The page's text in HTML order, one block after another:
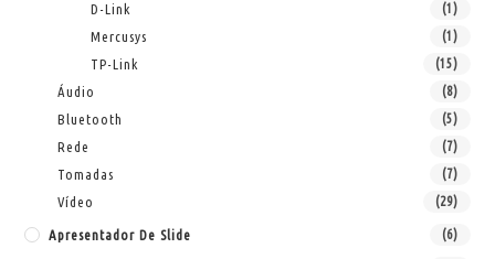
D-Link (1)
Mercusys (1)
TP-Link (15)
Áudio (8)
Bluetooth (5)
Rede (7)
Tomadas (7)
Vídeo (29)
Apresentador De Slide (6)